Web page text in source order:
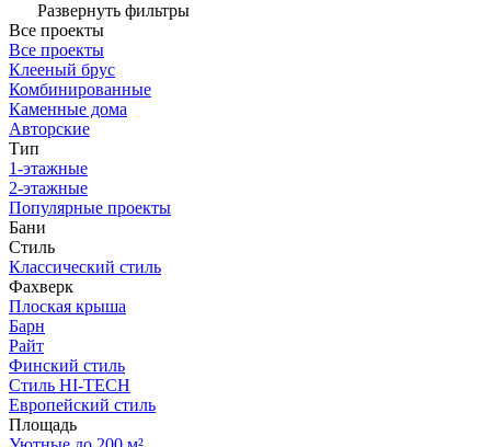
Развернуть фильтры
Все проекты
Все проекты
Клееный брус
Комбинированные
Каменные дома
Авторские
Тип
1-этажные
2-этажные
Популярные проекты
Бани
Стиль
Классический стиль
Фахверк
Плоская крыша
Барн
Райт
Финский стиль
Стиль HI-TECH
Европейский стиль
Площадь